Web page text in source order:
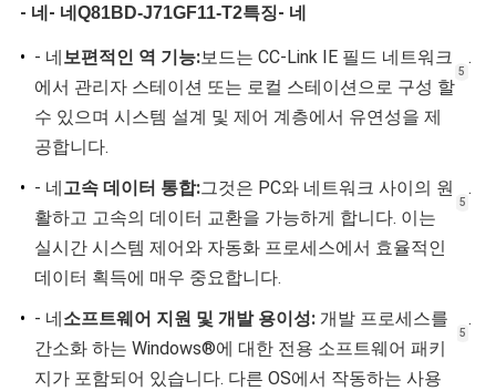
견- 네 - 네 Q81BD-J71GF11-T2특징- 네
• - 네 보편적인 역 기능:보드는 CC-Link IE 필드 네트워크
에서 관리자 스테이션 또는 로컬 스테이션으로 구성 할
수 있으며 시스템 설계 및 제어 계층에서 유연성을 제
공합니다.
5
.
• - 네 고속 데이터 통합:그것은 PC와 네트워크 사이의 원
활하고 고속의 데이터 교환을 가능하게 합니다. 이는
실시간 시스템 제어와 자동화 프로세스에서 효율적인
데이터 획득에 매우 중요합니다.
5
.
• - 네 소프트웨어 지원 및 개발 용이성: 개발 프로세스를
간소화 하는 Windows®에 대한 전용 소프트웨어 패키
지가 포함되어 있습니다. 다른 OS에서 작동하는 사용
5
.